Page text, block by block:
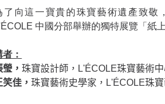
了向這一寶貴的珠寶藝術遺產致敬
中國分部舉辦的獨特展覽「紙
者：
瑩，珠寶設計師， L'ÉCOLE珠寶藝術
笑佳，珠寶藝術史學家， L'ÉCOLE珠